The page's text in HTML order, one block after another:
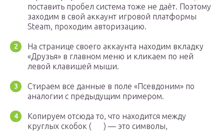
поставить пробел система тоже не даёт. Поэтому
заходим в свой аккаунт игровой платформы
Steam, проходим авторизацию.
На странице своего аккаунта находим вкладку
«Друзья» в главном меню и кликаем по ней
левой клавишей мыши.
Стираем все данные в поле «Псевдоним» по
аналогии с предыдущим примером.
Копируем отсюда то, что находится между
круглых скобок ( ­­ ­­ ­­ ­­ ­­ ) — это символы,